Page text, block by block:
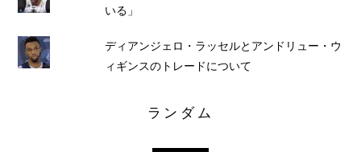
いる」
ディアンジェロ・ラッセルとアンドリュー・ウ
ィギンスのトレードについて
ランダム